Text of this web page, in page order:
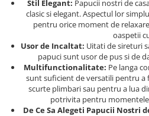
Stil Elegant: Papucii nostri de
clasic si elegant. Aspectul lor
pentru orice moment de
oaspetii
Usor de Incaltat: Uitati de sireturi
papuci sunt usor de pus si de
Multifunctionalitate: Pe langa
sunt suficient de versatili pentru a
scurte plimbari sau pentru a lua
potrivita pentru
De Ce Sa Alegeti Papucii Nostri